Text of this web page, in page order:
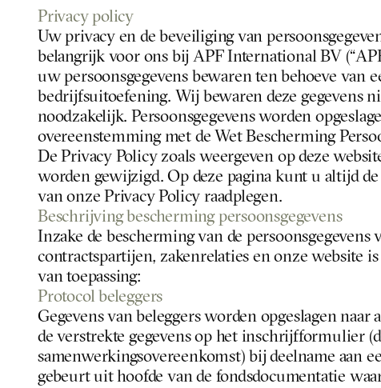
Privacy policy
Uw privacy en de beveiliging van
belangrijk voor ons bij APF International BV
uw persoonsgegevens bewaren ten behoeve van
bedrijfsuitoefening. Wij bewaren deze gegevens
noodzakelijk. Persoonsgegevens worden
overeenstemming met de Wet Bescherming
De Privacy Policy zoals weergeven op deze
worden gewijzigd. Op deze pagina kunt u altijd de
van onze Privacy Policy raadplegen.
Beschrijving bescherming persoonsgegevens
Inzake de bescherming van de persoonsgegevens
contractspartijen, zakenrelaties en onze website
van toepassing:
Protocol beleggers
Gegevens van beleggers worden opgeslagen naar
de verstrekte gegevens op het inschrijfformulier
samenwerkingsovereenkomst) bij deelname aan
gebeurt uit hoofde van de fondsdocumentatie